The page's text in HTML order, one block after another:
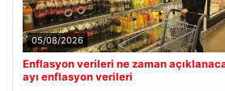
05/08/2026
Enflasyon verileri ne zaman
ayı enflasyon verileri